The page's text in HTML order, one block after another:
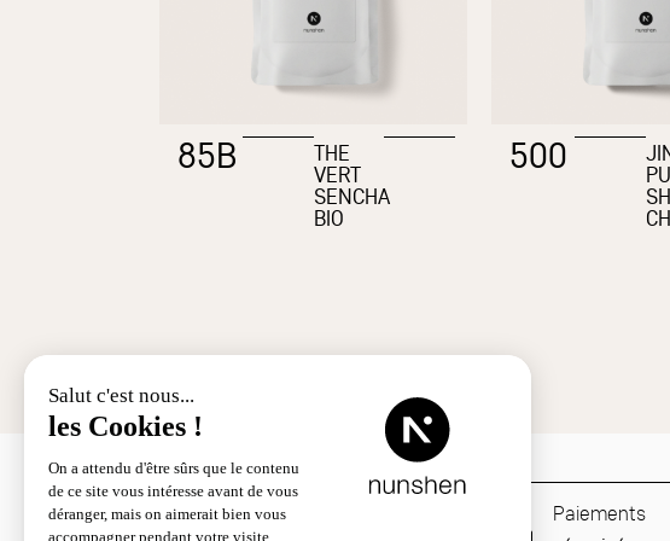
85B THE
VERT
SENCHA
BIO
500
Service client
Paiements